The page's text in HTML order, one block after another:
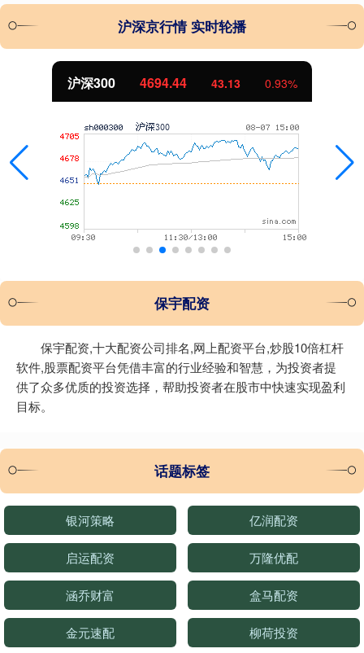
沪深京行情 实时轮播
沪深300 4694.44 43.13 0.93%
保宇配资
保宇配资,十大配资公司排名,网上配资平台,炒股10倍杠杆
软件,股票配资平台凭借丰富的行业经验和智慧，为投资者提
供了众多优质的投资选择，帮助投资者在股市中快速实现盈利
目标。
话题标签
银河策略 亿润配资
启运配资 万隆优配
涵乔财富 盒马配资
金元速配 柳荷投资